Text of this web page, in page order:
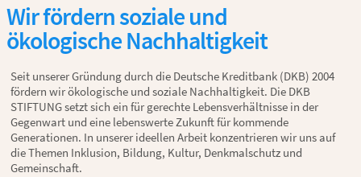
Wir fördern soziale und
ökologische Nachhaltigkeit
Seit unserer Gründung durch die Deutsche Kreditbank (DKB) 2004
fördern wir ökologische und soziale Nachhaltigkeit. Die DKB
STIFTUNG setzt sich ein für gerechte Lebensverhältnisse in der
Gegenwart und eine lebenswerte Zukunft für kommende
Generationen. In unserer ideellen Arbeit konzentrieren wir uns auf
die Themen Inklusion, Bildung, Kultur, Denkmalschutz und
Gemeinschaft.